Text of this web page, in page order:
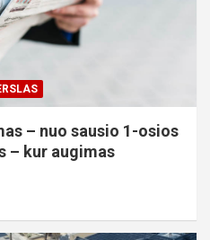
– nuo sausio 1-osios
– kur augimas